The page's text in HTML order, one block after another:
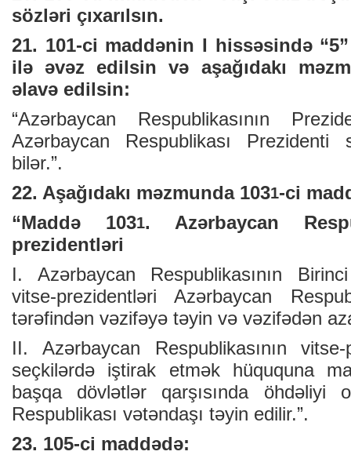
sözləri çıxarılsın.
21. 101-ci maddənin I hissəsində
ilə əvəz edilsin və aşağıdakı
əlavə edilsin:
“Azərbaycan Respublikasının
Azərbaycan Respublikası
bilər.”.
22. Aşağıdakı məzmunda 1031-ci
“Maddə 1031. Azərbaycan
prezidentləri
I. Azərbaycan Respublikasının
vitse-prezidentləri Azərbaycan
tərəfindən vəzifəyə təyin və vəzifədən
II. Azərbaycan Respublikasının
seçkilərdə iştirak etmək hüququna
başqa dövlətlər qarşısında öhdəliyi
Respublikası vətəndaşı təyin edilir.”.
23. 105-ci maddədə: